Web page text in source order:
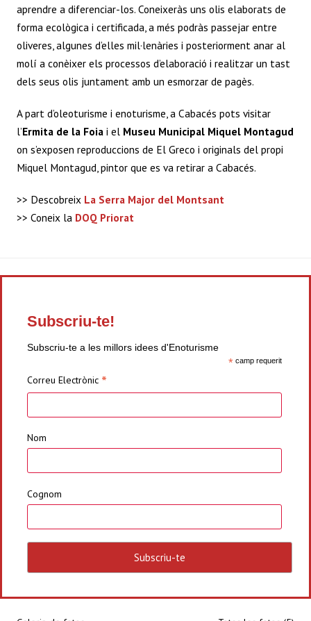
aprendre a diferenciar-los. Coneixeràs uns olis elaborats de
forma ecològica i certificada, a més podràs passejar entre
oliveres, algunes d’elles mil·lenàries i posteriorment anar al
molí a conèixer els processos d’elaboració i realitzar un tast
dels seus olis juntament amb un esmorzar de pagès.
A part d’oleoturisme i enoturisme, a Cabacés pots visitar
l’Ermita de la Foia i el Museu Municipal Miquel Montagud
on s’exposen reproduccions de El Greco i originals del propi
Miquel Montagud, pintor que es va retirar a Cabacés.
>> Descobreix La Serra Major del Montsant
>> Coneix la DOQ Priorat
Subscriu-te!
Subscriu-te a les millors idees d'Enoturisme
*camp requerit
Correu Electrònic *
Nom
Cognom